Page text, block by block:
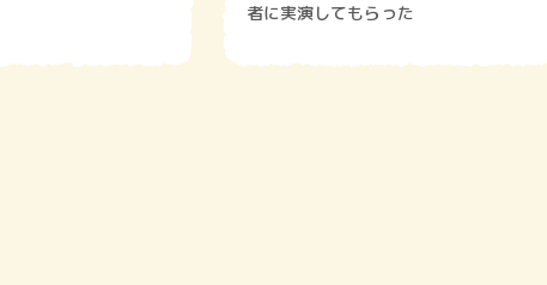
者に実演してもらった